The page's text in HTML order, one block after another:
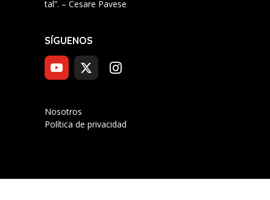
tal”. – Cesare Pavese
SÍGUENOS
Nosotros
Política de privacidad